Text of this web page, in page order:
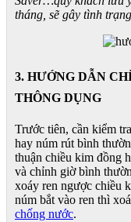
tháng, sẽ gây tình
3. HƯỚNG DẪN
THÔNG DỤNG
Trước tiên, cần kiểm
hay núm rút bình
thuận chiều kim đồng
và chỉnh giờ bình
xoáy ren ngược chiều
núm bắt vào ren thì
chống nước.